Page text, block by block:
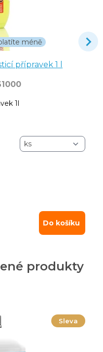
méně
přípravek 1 l
1l
Do košíku
produkty
Sleva